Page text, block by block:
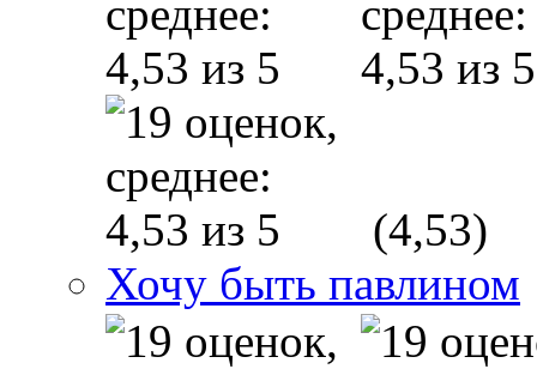
(4,53)
Хочу быть павлином